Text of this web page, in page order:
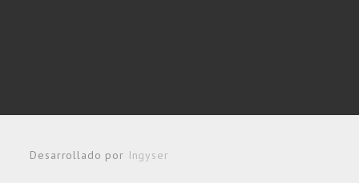
Desarrollado por Ingyser